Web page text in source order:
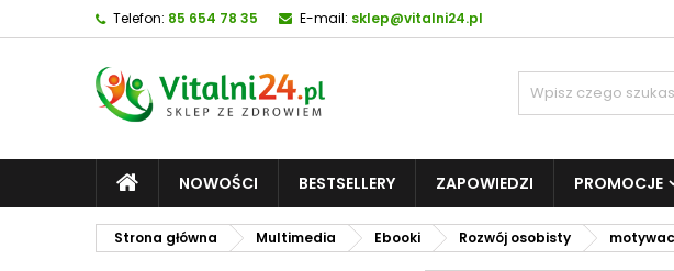
Telefon: 85 654 78 35 E-mail: sklep@vitalni24.pl
NOWOŚCI BESTSELLERY ZAPOWIEDZI PROMOCJE
Strona główna Multimedia Ebooki Rozwój osobisty